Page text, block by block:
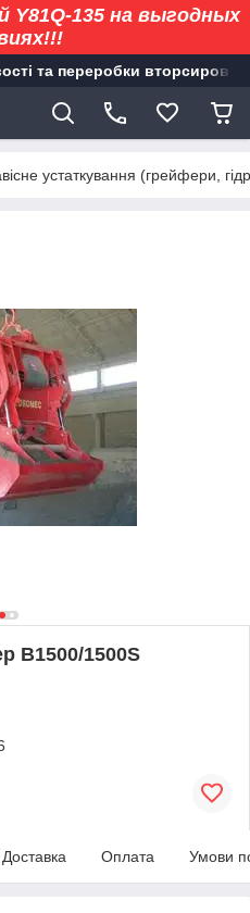
Y81Q-135 на выгодных
та переробки
устаткування (грейфери,
В1500/1500S
Доставка Оплата Умови